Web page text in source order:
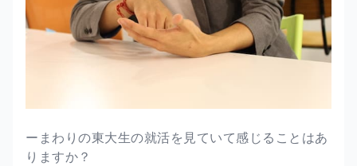
ーまわりの東大生の就活を見ていて感じることはあ
りますか？